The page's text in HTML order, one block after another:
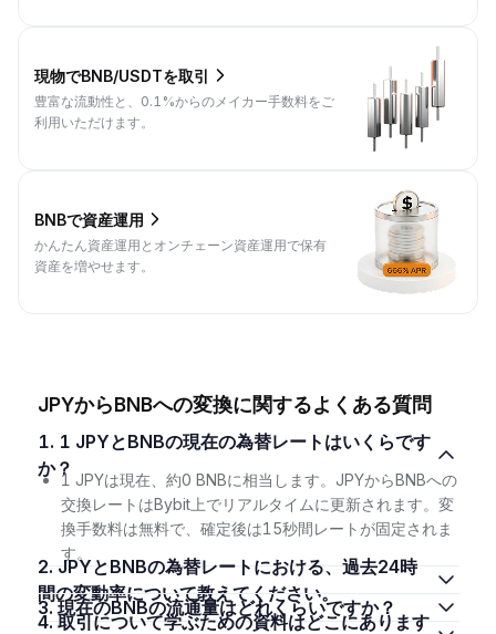
現物でBNB/USDTを取引
豊富な流動性と、0.1%からのメイカー手数料をご
利用いただけます。
BNBで資産運用
かんたん資産運用とオンチェーン資産運用で保有
資産を増やせます。
JPYからBNBへの変換に関するよくある質問
1. 1 JPYとBNBの現在の為替レートはいくらです
か？
1 JPYは現在、約0 BNBに相当します。JPYからBNBへの
交換レートはBybit上でリアルタイムに更新されます。変
換手数料は無料で、確定後は15秒間レートが固定されま
す。
2. JPYとBNBの為替レートにおける、過去24時
間の変動率について教えてください。
3. 現在のBNBの流通量はどれくらいですか？
4. 取引について学ぶための資料はどこにあります